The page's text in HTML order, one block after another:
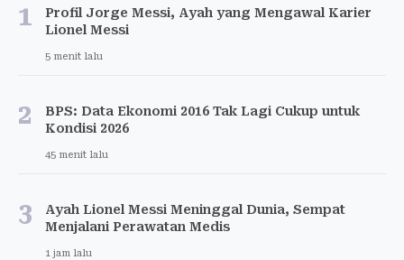
1
Profil Jorge Messi, Ayah yang Mengawal Karier
Lionel Messi
5 menit lalu
2
BPS: Data Ekonomi 2016 Tak Lagi Cukup untuk
Kondisi 2026
45 menit lalu
3
Ayah Lionel Messi Meninggal Dunia, Sempat
Menjalani Perawatan Medis
1 jam lalu